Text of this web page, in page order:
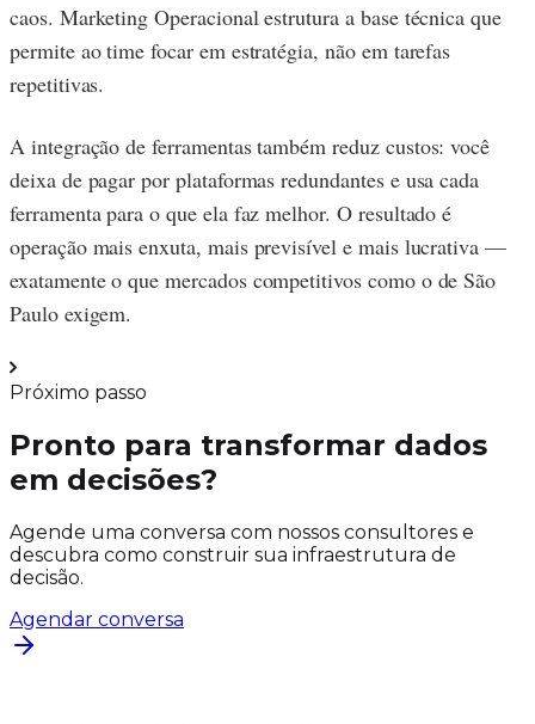
caos. Marketing Operacional estrutura a base técnica que
permite ao time focar em estratégia, não em tarefas
repetitivas.
A integração de ferramentas também reduz custos: você
deixa de pagar por plataformas redundantes e usa cada
ferramenta para o que ela faz melhor. O resultado é
operação mais enxuta, mais previsível e mais lucrativa —
exatamente o que mercados competitivos como o de São
Paulo exigem.
Próximo passo
Pronto para transformar dados
em decisões?
Agende uma conversa com nossos consultores e
descubra como construir sua infraestrutura de
decisão.
Agendar conversa